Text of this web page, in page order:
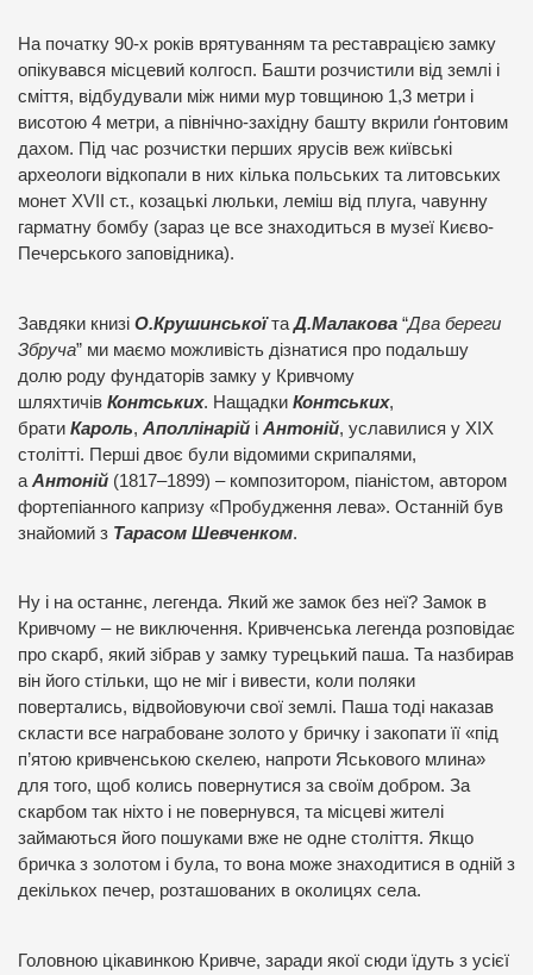
На початку 90-х років врятуванням та реставрацією замку
опікувався місцевий колгосп. Башти розчистили від землі і
сміття, відбудували між ними мур товщиною 1,3 метри і
висотою 4 метри, а північно-західну башту вкрили ґонтовим
дахом. Під час розчистки перших ярусів веж київські
археологи відкопали в них кілька польських та литовських
монет XVII ст., козацькі люльки, леміш від плуга, чавунну
гарматну бомбу (зараз це все знаходиться в музеї Києво-
Печерського заповідника).
Завдяки книзі О.КрушинськоїтаД.Малакова “Два береги
Збруча” ми маємо можливість дізнатися про подальшу
долю роду фундаторів замку у Кривчому
шляхтичів Контських. Нащадки Контських,
брати Кароль, Аполлінарій і Антоній, уславилися у XIX
столітті. Перші двоє були відомими скрипалями,
а Антоній (1817–1899) – композитором, піаністом, автором
фортепіанного капризу «Пробудження лева». Останній був
знайомий з Тарасом Шевченком.
Ну і на останнє, легенда. Який же замок без неї? Замок в
Кривчому – не виключення. Кривченська легенда розповідає
про скарб, який зібрав у замку турецький паша. Та назбирав
він його стільки, що не міг і вивести, коли поляки
повертались, відвойовуючи свої землі. Паша тоді наказав
скласти все награбоване золото у бричку і закопати її «під
п’ятою кривченською скелею, напроти Яськового млина»
для того, щоб колись повернутися за своїм добром. За
скарбом так ніхто і не повернувся, та місцеві жителі
займаються його пошуками вже не одне століття. Якщо
бричка з золотом і була, то вона може знаходитися в одній з
декількох печер, розташованих в околицях села.
Головною цікавинкою Кривче, заради якої сюди їдуть з усієї